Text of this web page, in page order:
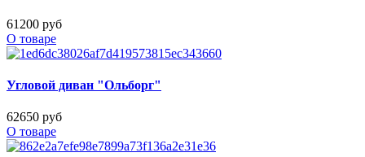
61200 руб
О товаре
Угловой диван "Ольборг"
62650 руб
О товаре